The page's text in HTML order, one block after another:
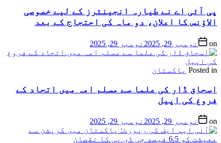
پی آئی اے نے طیارہ انجینئرز کے لیے خصوصی
الاؤنس کا اعلان، دو ماہ کی احتجاج کے بعد
on نومبر 29, 2025 نومبر 29, 2025
Posted in پاکستان
اسحاق ڈار کی علما سے مسلم امہ میں اتحاد کے
فروغ کی اپیل
on نومبر 29, 2025 نومبر 29, 2025